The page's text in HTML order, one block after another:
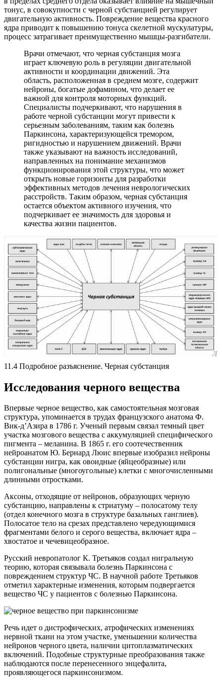
тонус, в совокупности с черной субстанцией регулирует
двигательную активность. Повреждение вещества красного
ядра приводит к повышению тонуса скелетной мускулатуры,
процесс затрагивает преимущественно мышцы-разгибатели.
Врачи отмечают, что черная субстанция мозга
играет ключевую роль в регуляции двигательной
активности и координации движений. Эта
область, расположенная в среднем мозге, содержит
нейроны, богатые дофамином, что делает ее
важной для контроля моторных функций.
Специалисты подчеркивают, что нарушения в
работе черной субстанции могут привести к
серьезным заболеваниям, таким как болезнь
Паркинсона, характеризующейся тремором,
ригидностью и нарушением движений. Врачи
также указывают на важность исследований,
направленных на понимание механизмов
функционирования этой структуры, что может
открыть новые горизонты для разработки
эффективных методов лечения неврологических
расстройств. Таким образом, черная субстанция
остается объектом активного изучения, что
подчеркивает ее значимость для здоровья и
качества жизни пациентов.
11.4 Подробное разъяснение. Черная субстанция
Исследования черного вещества
Впервые черное вещество, как самостоятельная мозговая
структура, упоминается в трудах французского анатома Ф.
Вик-д’Азира в 1786 г. Ученый первым связал темный цвет
участка мозгового вещества с аккумуляцией специфического
пигмента – меланина. В 1865 г. его соотечественник
нейроанатом Ю. Бернард Люис впервые изобразил нейроны
субстанции нигра, как овоидные (яйцеобразные) или
полигональные (многоугольные) клетки с многочисленными
длинными отростками.
Аксоны, отходящие от нейронов, образующих черную
субстанцию, направлены к стриатуму – полосатому телу
(отдел конечного мозга в структуре базальных ганглиев).
Полосатое тело на срезах представлено чередующимися
фрагментами белого и серого вещества, включает ядра –
хвостатое и чечевицеобразное.
Русский невропатолог К. Третьяков создал нигральную
теорию, которая связывала болезнь Паркинсона с
повреждением структур ЧС. В научной работе Третьяков
отметил характерные изменения, которым подвергается
вещество ЧС у пациентов с болезнью Паркинсона.
Речь идет о дистрофических, атрофических изменениях
нервной ткани на этом участке, уменьшении количества
нейронов черного цвета, наличии цитоплазматических
включений. Подобные структурные преобразования также
наблюдаются после перенесенного энцефалита,
проявляющегося паркинсонизмом.